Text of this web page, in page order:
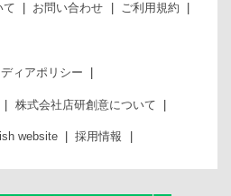
て お問い合わせ ご利用規約
ィアポリシー
株式会社店研創意について
website 採用情報